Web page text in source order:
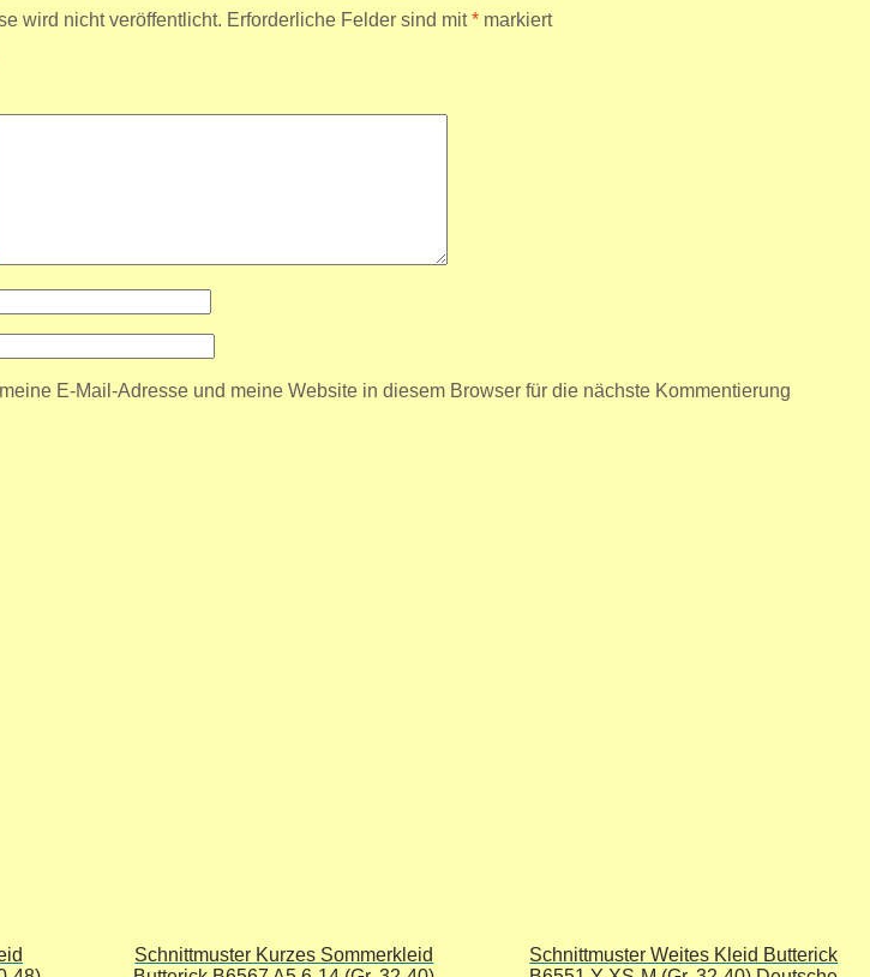
wird nicht veröffentlicht. Erforderliche Felder sind mit*markiert
E-Mail-Adresse und meine Website in diesem Browser für die nächste Kommentierung
Schnittmuster Kurzes Sommerkleid
Schnittmuster Weites Kleid Butterick